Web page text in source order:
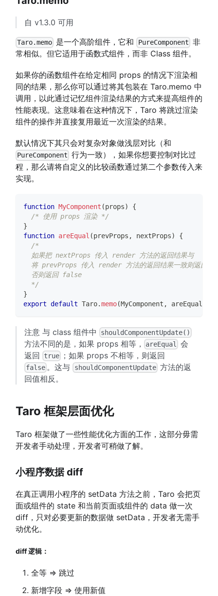
自 v1.3.0 可用
Taro.memo 是一个高阶组件，它和 PureComponent 非
常相似。但它适用于函数式组件，而非 Class 组件。
如果你的函数组件在给定相同 props 的情况下渲染相
同的结果，那么你可以通过将其包装在 Taro.memo 中
调用，以此通过记忆组件渲染结果的方式来提高组件的
性能表现。这意味着在这种情况下，Taro 将跳过渲染
组件的操作并直接复用最近一次渲染的结果。
默认情况下其只会对复杂对象做浅层对比（和
PureComponent 行为一致），如果你想要控制对比过
程，那么请将自定义的比较函数通过第二个参数传入来
实现。
function MyComponent (props)
{
/* 使用 props 渲染 */
}
function areEqual (prevProps , nextProps)
{
/*
  如果把 nextProps 传入 render 方法的返回结果与
将 prevProps 传入 render 方法的返回结果一致则返回
  否则返回 false
  */
}
export default Taro.memo(MyComponent , areEqual
注意 与 class 组件中 shouldComponentUpdate()
方法不同的是，如果 props 相等， areEqual
会
返回
true ；如果 props 不相等，则返回
false 。这与 shouldComponentUpdate方法的返
回值相反。
Taro 框架层面优化
Taro 框架做了一些性能优化方面的工作，这部分毋需
开发者手动处理，开发者可稍做了解。
小程序数据 diff
在真正调用小程序的 setData 方法之前，Taro 会把页
面或组件的 state 和当前页面或组件的 data 做一次
diff，只对必要更新的数据做 setData，开发者无需手
动优化。
diff 逻辑：
全等 => 跳过
新增字段 => 使用新值